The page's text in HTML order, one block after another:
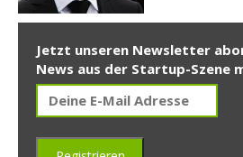
Jetzt unseren Newsletter
News aus der Startup-Szene